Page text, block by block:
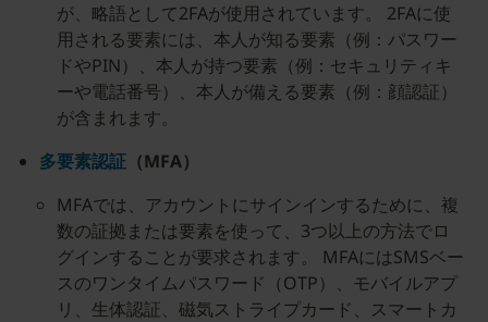
が、略語として2FAが使用されています。 2FAに使
用される要素には、本人が知る要素（例：パスワー
ドやPIN）、本人が持つ要素（例：セキュリティキ
ーや電話番号）、本人が備える要素（例：顔認証）
が含まれます。
多要素認証 （MFA）
MFAでは、アカウントにサインインするために、複
数の証拠または要素を使って、3つ以上の方法でロ
グインすることが要求されます。 MFAにはSMSベー
スのワンタイムパスワード（OTP）、モバイルアプ
リ、生体認証、磁気ストライプカード、スマートカ